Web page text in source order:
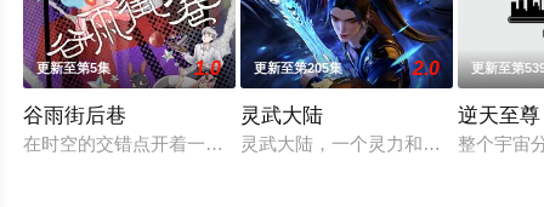
更新至第5集 1.0
谷雨街后巷
在时空的交错点开着一间酒馆——谷雨街后巷。 无论城市的角落
更新至第205集 2.0
灵武大陆
灵武大陆，一个灵力和武魂并存的世
更新至第
逆天至尊
整个宇宙